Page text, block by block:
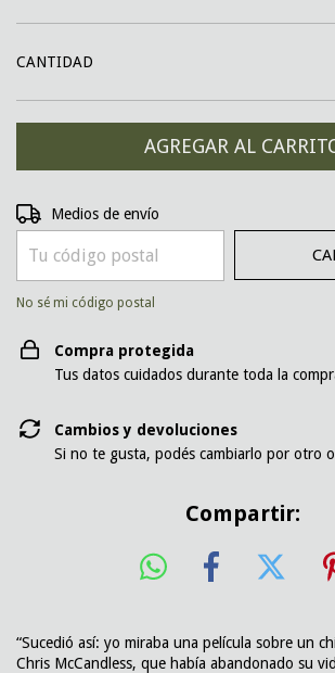
CANTIDAD
Entregas para el CP:
Medios de envío
No sé mi código postal
Compra protegida
Tus datos cuidados durante toda la
Cambios y devoluciones
Si no te gusta, podés cambiarlo por otro
Compartir:
“Sucedió así: yo miraba una película sobre un
Chris McCandless, que había abandonado su